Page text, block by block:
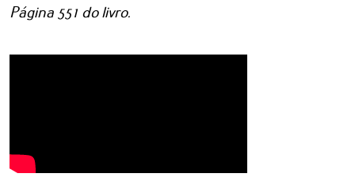
Página 551 do livro.